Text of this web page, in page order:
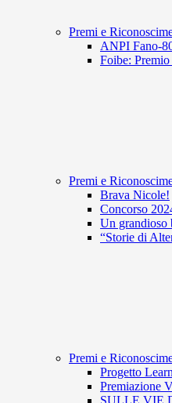
Premi e
ANPI Fano-
Foibe:
Premi e
Brava Nicole!
Concorso
Un grandioso
“Storie di
Premi e
Progetto
Premiazione